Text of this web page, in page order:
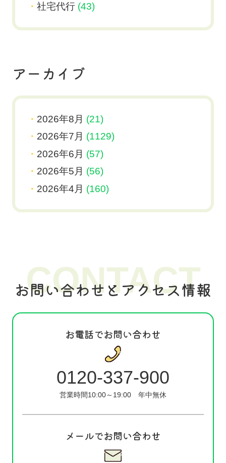
社宅代行(43)
アーカイブ
2026年8月 (21)
2026年7月 (1129)
2026年6月 (57)
2026年5月 (56)
2026年4月 (160)
お問い合わせとアクセス情報
CONTACT
お電話でお問い合わせ
0120-337-900
営業時間10:00～19:00 年中無休
メールでお問い合わせ